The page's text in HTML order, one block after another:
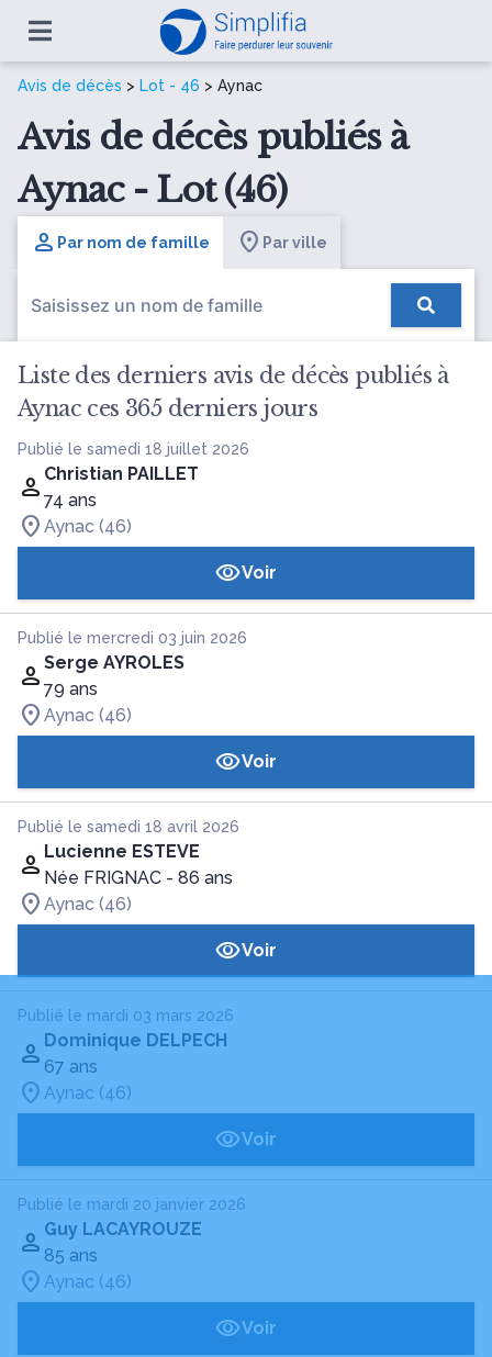
Avis de décès > Lot - 46 > Aynac
Avis de décès publiés à
Aynac - Lot (46)
Par nom de famille Par ville
Liste des derniers avis de décès publiés à
Aynac ces 365 derniers jours
Publié le samedi 18 juillet 2026
Christian PAILLET
74 ans
Aynac (46)
Voir
Publié le mercredi 03 juin 2026
Serge AYROLES
79 ans
Aynac (46)
Voir
Publié le samedi 18 avril 2026
Lucienne ESTEVE
Née FRIGNAC - 86 ans
Aynac (46)
Voir
Publié le mardi 03 mars 2026
Dominique DELPECH
67 ans
Aynac (46)
Voir
Publié le mardi 20 janvier 2026
Guy LACAYROUZE
85 ans
Aynac (46)
Voir